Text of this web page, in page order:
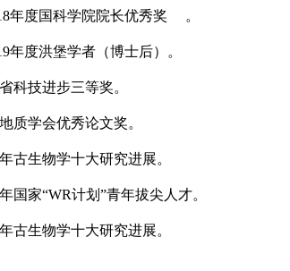
年度国科学院院长优秀奖 。
年度洪堡学者（博士后）。
科技进步三等奖。
质学会优秀论文奖。
古生物学十大研究进展。
国家“WR计划 ”青年拔尖人才。
古生物学十大研究进展。